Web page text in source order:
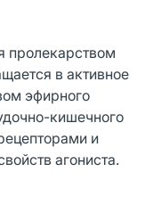
пролекарством
в активное
эфирного
кишечного
и
агониста.